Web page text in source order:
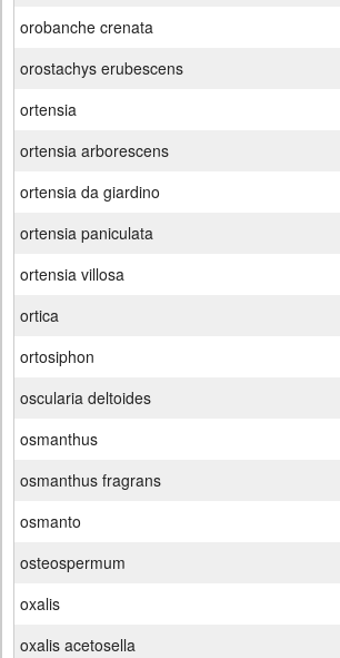
orobanche crenata
orostachys erubescens
ortensia
ortensia arborescens
ortensia da giardino
ortensia paniculata
ortensia villosa
ortica
ortosiphon
oscularia deltoides
osmanthus
osmanthus fragrans
osmanto
osteospermum
oxalis
oxalis acetosella